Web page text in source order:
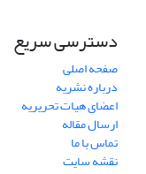
دسترسی سریع
صفحه اصلی
درباره نشریه
اعضای هیات تحریریه
ارسال مقاله
تماس با ما
نقشه سایت